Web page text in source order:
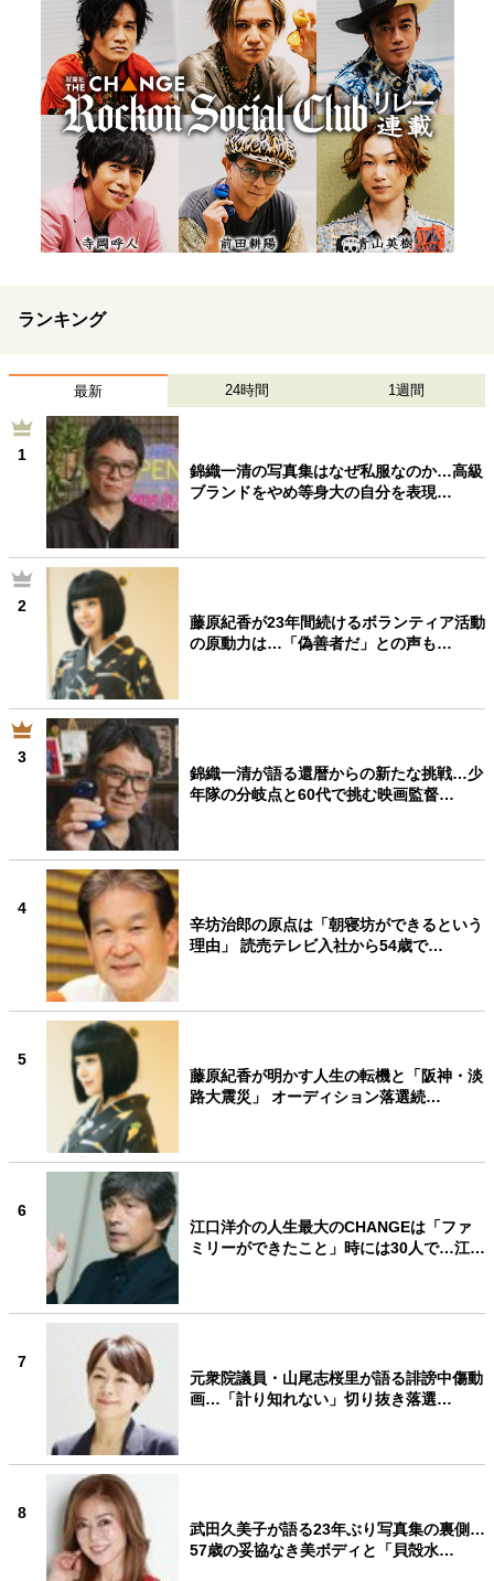
ランキング
最新 24時間 1週間
1
錦織一清の写真集はなぜ私服なのか…高級
ブランドをやめ等身大の自分を表現…
2
藤原紀香が23年間続けるボランティア活動
の原動力は…「偽善者だ」との声も…
3
錦織一清が語る還暦からの新たな挑戦…少
年隊の分岐点と60代で挑む映画監督…
4
辛坊治郎の原点は「朝寝坊ができるという
理由」 読売テレビ入社から54歳で…
5
藤原紀香が明かす人生の転機と「阪神・淡
路大震災」 オーディション落選続…
6
江口洋介の人生最大のCHANGEは「ファ
ミリーができたこと」時には30人で…江…
7
元衆院議員・山尾志桜里が語る誹謗中傷動
画…「計り知れない」切り抜き落選…
8
武田久美子が語る23年ぶり写真集の裏側…
57歳の妥協なき美ボディと「貝殻水…